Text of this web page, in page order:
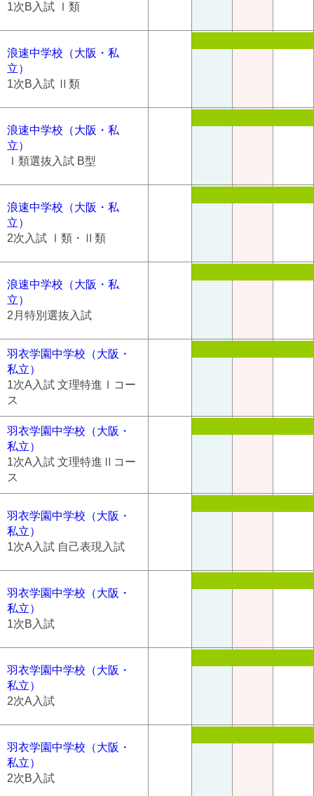
1次B入試 Ⅰ類
浪速中学校（大阪・私
立）
1次B入試 Ⅱ類
浪速中学校（大阪・私
立）
Ⅰ類選抜入試 B型
浪速中学校（大阪・私
立）
2次入試 Ⅰ類・Ⅱ類
浪速中学校（大阪・私
立）
2月特別選抜入試
羽衣学園中学校（大阪・
私立）
1次A入試 文理特進Ⅰコー
ス
羽衣学園中学校（大阪・
私立）
1次A入試 文理特進Ⅱコー
ス
羽衣学園中学校（大阪・
私立）
1次A入試 自己表現入試
羽衣学園中学校（大阪・
私立）
1次B入試
羽衣学園中学校（大阪・
私立）
2次A入試
羽衣学園中学校（大阪・
私立）
2次B入試